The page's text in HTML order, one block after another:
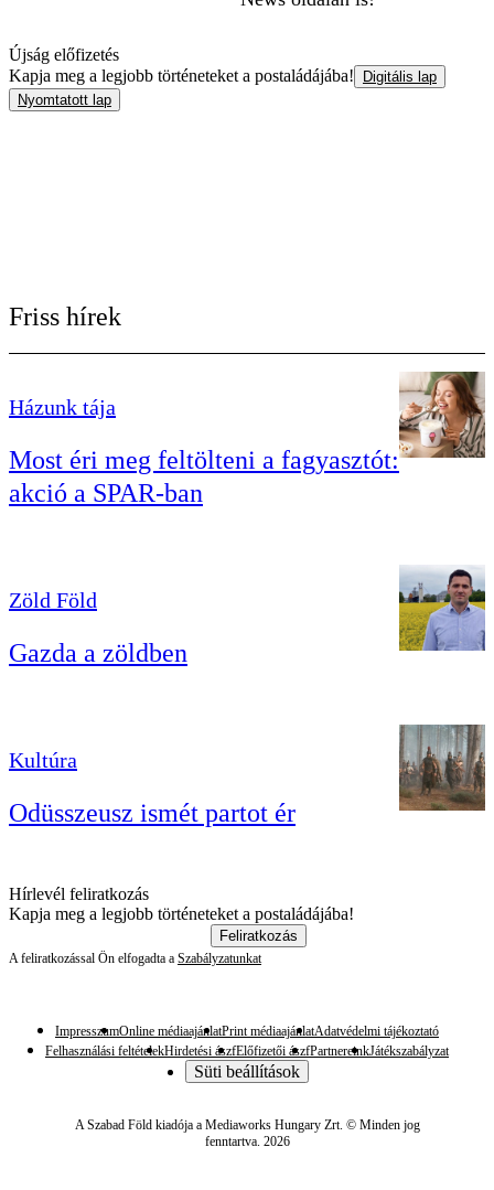
Újság előfizetés
Kapja meg a legjobb történeteket a postaládájába!
Digitális lap
Nyomtatott lap
Friss hírek
Házunk tája
Most éri meg feltölteni a fagyasztót:
akció a SPAR-ban
Zöld Föld
Gazda a zöldben
Kultúra
Odüsszeusz ismét partot ér
Hírlevél feliratkozás
Kapja meg a legjobb történeteket a postaládájába!
Feliratkozás
A feliratkozással Ön elfogadta a Szabályzatunkat
ImpresszumOnline médiaajánlatPrint médiaajánlatAdatvédelmi tájékoztató
Felhasználási feltételekHirdetési ászfElőfizetői ászfPartnereinkJátékszabályzat
Süti beállítások
A Szabad Föld kiadója a Mediaworks Hungary Zrt. © Minden jog
fenntartva. 2026